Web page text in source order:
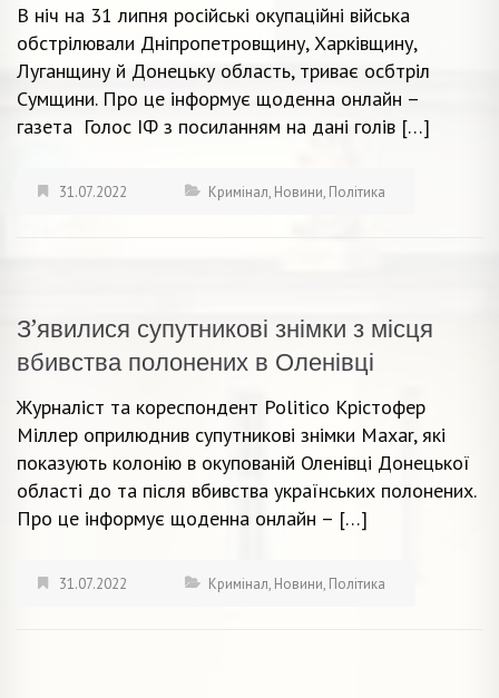
В ніч на 31 липня російські окупаційні війська
обстрілювали Дніпропетровщину, Харківщину,
Луганщину й Донецьку область, триває осбтріл
Сумщини. Про це інформує щоденна онлайн –
газета Голос ІФ з посиланням на дані голів […]
31.07.2022 Кримінал, Новини, Політика
З’явилися супутникові знімки з місця
вбивства полонених в Оленівці
Журналіст та кореспондент Politico Крістофер
Міллер оприлюднив супутникові знімки Maxar, які
показують колонію в окупованій Оленівці Донецької
області до та після вбивства українських полонених.
Про це інформує щоденна онлайн – […]
31.07.2022 Кримінал, Новини, Політика